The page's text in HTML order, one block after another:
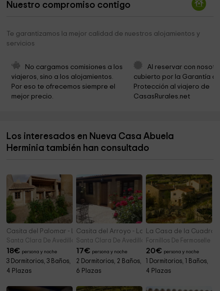
Ermita de San Atilano 10,3 km
Iglesia de San Miguel
Iglesia de San Martín de Tours
Nuestro compromiso contigo
Te garantizamos la mejor calidad de nuestros alojamientos y
servicios
No cargamos comisiones a los
viajeros, sino a los alojamientos.
Por eso te ofrecemos siempre el
mejor precio.
Al reservar con
cubierto por la Garantía
Protección al viajero de
CasasRurales.net
Los interesados en Nueva Casa Abuela
Herminia también han consultado
Casita del Palomar - La Casa de las Lilas
Santa Clara De Avedillo (Zamora)
18€ persona y noche
3 Dormitorios, 3 Baños,
4 Plazas
Casita del Arroyo - La Casa de las Lilas
Santa Clara De Avedillo (Zamora)
17€ persona y noche
2 Dormitorios, 2 Baños,
6 Plazas
La Casa de la Cuadra
Fornillos De Fermoselle
20€ persona y noche
1 Dormitorios, 1 Baños,
4 Plazas